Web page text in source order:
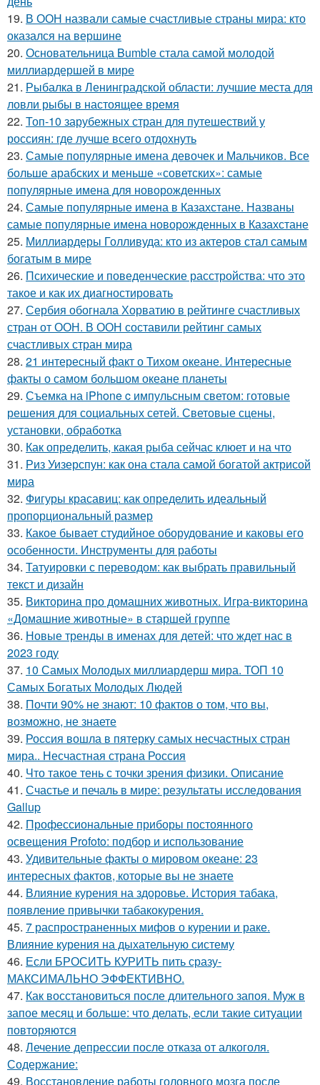
19. В ООН назвали самые счастливые страны мира: кто
оказался на вершине
20. Основательница Bumble стала самой молодой
миллиардершей в мире
21. Рыбалка в Ленинградской области: лучшие места для
ловли рыбы в настоящее время
22. Топ-10 зарубежных стран для путешествий у
россиян: где лучше всего отдохнуть
23. Самые популярные имена девочек и Мальчиков. Все
больше арабских и меньше «советских»: самые
популярные имена для новорожденных
24. Самые популярные имена в Казахстане. Названы
самые популярные имена новорожденных в Казахстане
25. Миллиардеры Голливуда: кто из актеров стал самым
богатым в мире
26. Психические и поведенческие расстройства: что это
такое и как их диагностировать
27. Сербия обогнала Хорватию в рейтинге счастливых
стран от ООН. В ООН составили рейтинг самых
счастливых стран мира
28. 21 интересный факт о Тихом океане. Интересные
факты о самом большом океане планеты
29. Съемка на iPhone c импульсным светом: готовые
решения для социальных сетей. Световые сцены,
установки, обработка
30. Как определить, какая рыба сейчас клюет и на что
31. Риз Уизерспун: как она стала самой богатой актрисой
мира
32. Фигуры красавиц: как определить идеальный
пропорциональный размер
33. Какое бывает студийное оборудование и каковы его
особенности. Инструменты для работы
34. Татуировки с переводом: как выбрать правильный
текст и дизайн
35. Викторина про домашних животных. Игра-викторина
«Домашние животные» в старшей группе
36. Новые тренды в именах для детей: что ждет нас в
2023 году
37. 10 Самых Молодых миллиардерш мира. ТОП 10
Самых Богатых Молодых Людей
38. Почти 90% не знают: 10 фактов о том, что вы,
возможно, не знаете
39. Россия вошла в пятерку самых несчастных стран
мира.. Несчастная страна Россия
40. Что такое тень с точки зрения физики. Описание
41. Счастье и печаль в мире: результаты исследования
Gallup
42. Профессиональные приборы постоянного
освещения Profoto: подбор и использование
43. Удивительные факты о мировом океане: 23
интересных фактов, которые вы не знаете
44. Влияние курения на здоровье. История табака,
появление привычки табакокурения.
45. 7 распространенных мифов о курении и раке.
Влияние курения на дыхательную систему
46. Если БРОСИТЬ КУРИТЬ пить сразу-
МАКСИМАЛЬНО ЭФФЕКТИВНО.
47. Как восстановиться после длительного запоя. Муж в
запое месяц и больше: что делать, если такие ситуации
повторяются
48. Лечение депрессии после отказа от алкоголя.
Содержание:
49. Восстановление работы головного мозга после